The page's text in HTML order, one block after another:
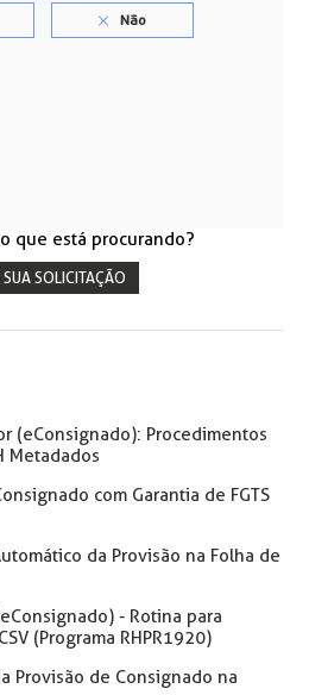
que está procurando?
SUA SOLICITAÇÃO
(eConsignado): Procedimentos
Metadados
com Garantia de FGTS
da Provisão na Folha de
- Rotina para
(Programa RHPR1920)
Provisão de Consignado na